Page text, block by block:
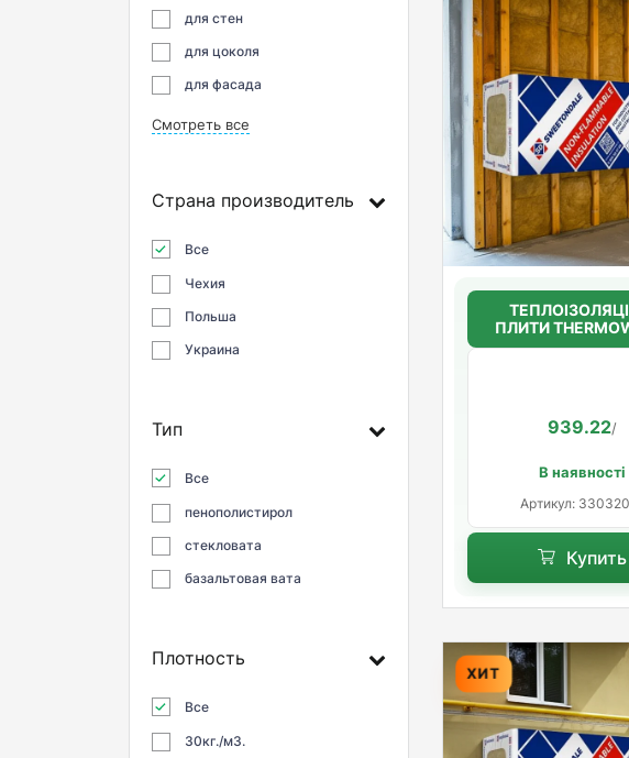
для стен
для цоколя
для фасада
Смотреть все
Страна производитель
Все
Чехия
Польша
Украина
Тип
Все
пенополистирол
стекловата
базальтовая вата
Плотность
Все
30кг./м3.
ПЛИТИ
BLOCK
939.22/
В наявності
Артикул:
Купить
ХИТ